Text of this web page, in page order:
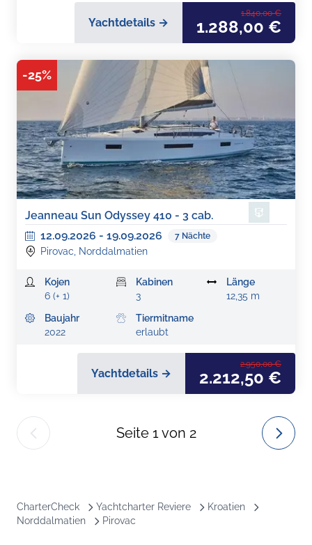
Yachtdetails →
1.840,00 €
1.288,00 €
-25%
Jeanneau Sun Odyssey 410 - 3 cab.
12.09.2026 - 19.09.2026 7 Nächte
Pirovac, Norddalmatien
Kojen
6 (+ 1)
Kabinen
3
Länge
12,35 m
Baujahr
2022
Tiermitname
erlaubt
Yachtdetails →
2.950,00 €
2.212,50 €
Seite 1von 2
CharterCheck Yachtcharter Reviere
Kroatien
Norddalmatien
Pirovac